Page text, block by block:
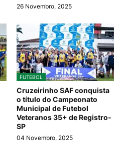
26 Novembro, 2025
FUTEBOL
Cruzeirinho SAF conquista
o título do Campeonato
Municipal de Futebol
Veteranos 35+ de Registro-
SP
04 Novembro, 2025